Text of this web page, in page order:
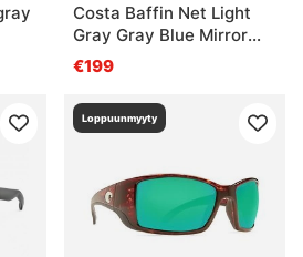
Costa Baffin Net Light
Gray Gray Blue Mirror
580G
€199
Loppuunmyyty